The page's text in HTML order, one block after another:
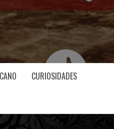
CURIOSIDADES